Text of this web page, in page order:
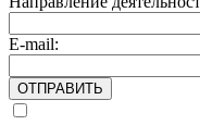
E-mail:
ОТПРАВИТЬ